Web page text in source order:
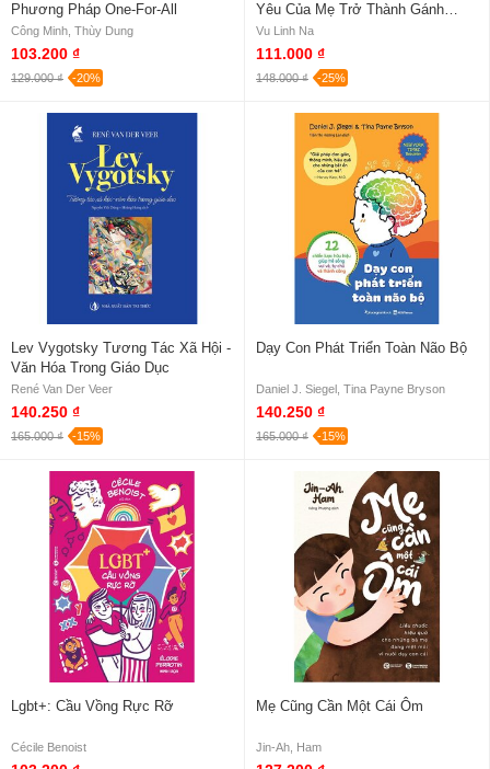
Phương Pháp One-For-All
Công Minh, Thùy Dung
103.200 ₫
129.000 ₫ -20%
Yêu Của Mẹ Trở Thành Gánh
Nặng Tâm Lý Cho Con
Vu Linh Na
111.000 ₫
148.000 ₫ -25%
Lev Vygotsky Tương Tác Xã Hội -
Văn Hóa Trong Giáo Dục
René Van Der Veer
140.250 ₫
165.000 ₫ -15%
Dạy Con Phát Triển Toàn Não Bộ
Daniel J. Siegel, Tina Payne Bryson
140.250 ₫
165.000 ₫ -15%
Lgbt+: Cầu Vồng Rực Rỡ
Cécile Benoist
Mẹ Cũng Cần Một Cái Ôm
Jin-Ah, Ham